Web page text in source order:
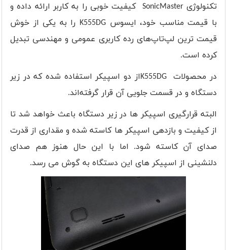
تکنولوژیSonicMaster کیفیت خوبی را به کاربر ارائه داده و
با قیمت مناسب خود، ایسوس K555DG را به یکی از خوش
قیمت ترین لپ‌تاپ‌های رده کاربری عمومی و مهندسی تبدیل
کرده است.
در محصولات K555DGاز دو اسپیکر استفاده شده که در زیر
دستگاه و در قسمت جلویی آن قرار گرفته‌اند.
البته قرارگیری اسپیکر ها در زیر دستگاه باعث خواهد شد تا
از کیفیت و بازدهی اسپیکر ها کاسته شده و مقداری از قدرت
صدای آن کاسته شود. اما با این حال هنوز هم صدای
دلنشینی از اسپیکر های این دستگاه به گوش می رسد.